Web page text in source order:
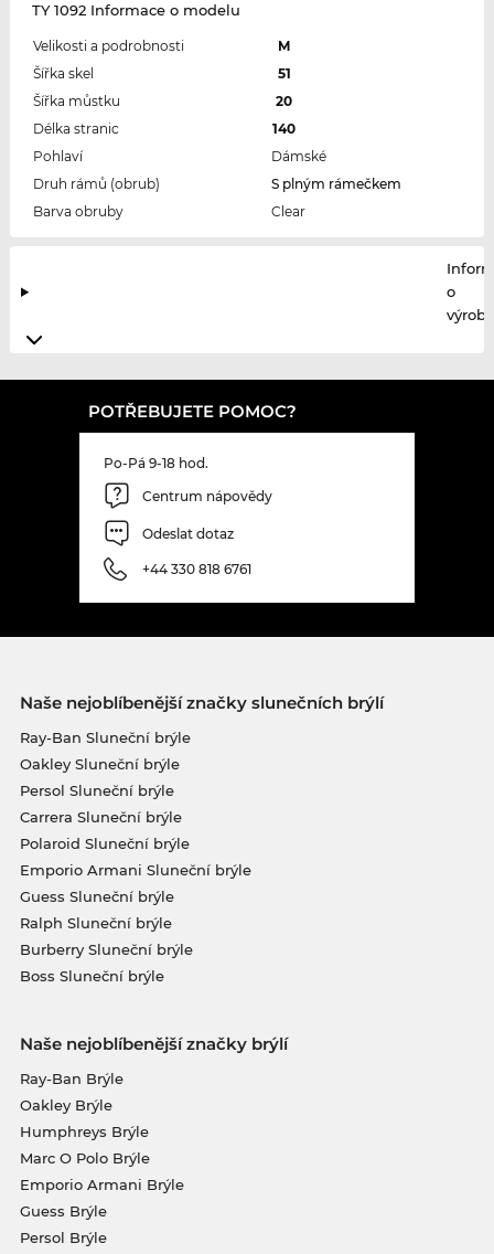
TY 1092 Informace o modelu
Velikosti a podrobnosti
M
Šířka skel
51
Šířka můstku
20
Délka stranic
140
Pohlaví
Dámské
Druh rámů (obrub)
S plným rámečkem
Barva obruby
Clear
o
POTŘEBUJETE POMOC?
Po-Pá 9-18 hod.
Centrum nápovědy
Odeslat dotaz
+44 330 818 6761
Naše nejoblíbenější značky slunečních brýlí
Ray-Ban Sluneční brýle
Oakley Sluneční brýle
Persol Sluneční brýle
Carrera Sluneční brýle
Polaroid Sluneční brýle
Emporio Armani Sluneční brýle
Guess Sluneční brýle
Ralph Sluneční brýle
Burberry Sluneční brýle
Boss Sluneční brýle
Naše nejoblíbenější značky brýlí
Ray-Ban Brýle
Oakley Brýle
Humphreys Brýle
Marc O Polo Brýle
Emporio Armani Brýle
Guess Brýle
Persol Brýle